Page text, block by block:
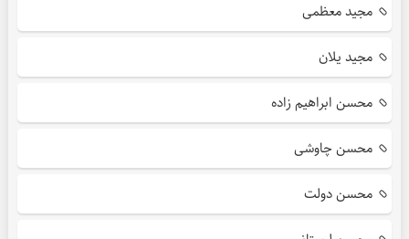
مجید معظمی
مجید یلان
محسن ابراهیم زاده
محسن چاوشی
محسن دولت